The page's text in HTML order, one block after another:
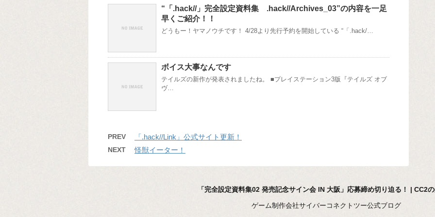
“「.hack//」完全設定資料集 .hack//Archives_03”の内容を一足
早くご紹介！！
どうもー！ヤマノウチです！ 4/28より先行予約を開始している “「.hack/…
ボイス大事なんです
テイルズの新作が発表されましたね。 ■プレイステーション3版『テイルズ オブ
ヴ…
PREV 「.hack//Link」公式サイト更新！
NEXT 怪獣イーター！
「完全設定資料集02 発売記念サイン会 IN 大阪」応募締め切り迫る！ | CC2
ゲーム制作会社サイバーコネクトツー公式ブログ